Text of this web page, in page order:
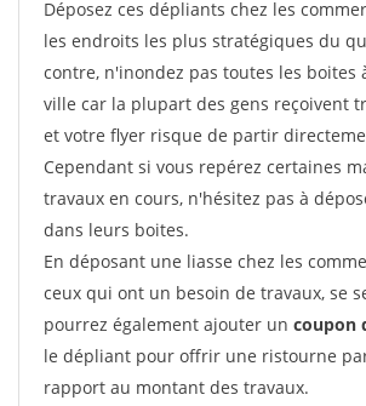
Déposez ces dépliants chez les
les endroits les plus stratégiques du
contre, n'inondez pas toutes les boites
ville car la plupart des gens reçoivent
et votre flyer risque de partir
Cependant si vous repérez certaines
travaux en cours, n'hésitez pas à
dans leurs boites.
En déposant une liasse chez les
ceux qui ont un besoin de travaux, se
pourrez également ajouter un coupon
le dépliant pour offrir une ristourne
rapport au montant des travaux.